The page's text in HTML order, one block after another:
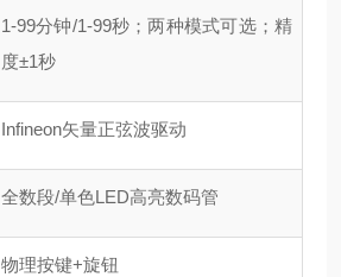
1-99分钟/1-99秒；两种模式可选；精
度±1秒
Infineon矢量正弦波驱动
全数段/单色LED高亮数码管
物理按键+旋钮